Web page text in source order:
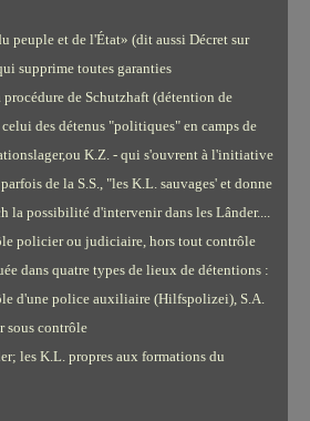
peuple et de l'État» (dit aussi Décret sur
supprime toutes garanties
de Schutzhaft (détention de
des détenus "politiques" en camps de
K.Z. - qui s'ouvrent à l'initiative
de la S.S., "les K.L. sauvages' et donne
la possibilité d'intervenir dans les Lânder....
policier ou judiciaire, hors tout contrôle
dans quatre types de lieux de détentions :
d'une police auxiliaire (Hilfspolizei), S.A.
sous contrôle
les K.L. propres aux formations du